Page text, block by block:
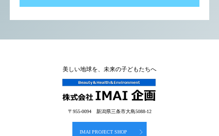
美しい地球を、未来の子どもたちへ
〒955-0094 新潟県三条市大島5088-12
IMAI PROJECT SHOP